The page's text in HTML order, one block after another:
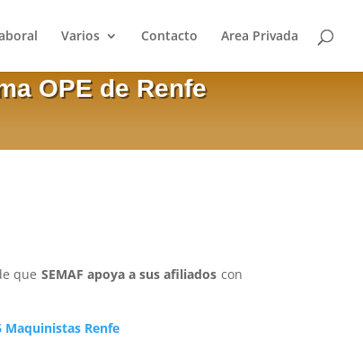
Varios Contacto Area Privada
OPE de Renfe
que SEMAF apoya a sus afiliados con
Maquinistas Renfe